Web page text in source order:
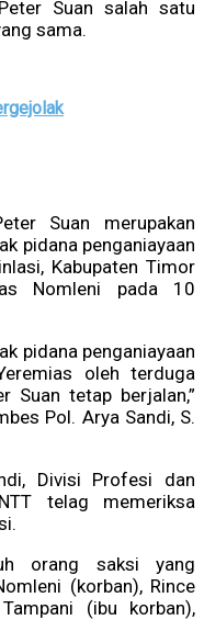
Suan salah satu
sama.
Suan merupakan
pidana penganiayaan
Kabupaten Timor
Nomleni pada 10
pidana penganiayaan
oleh terduga
Suan tetap berjalan,”
Pol. Arya Sandi, S.
Divisi Profesi dan
telag memeriksa
orang saksi yang
(korban), Rince
(ibu korban),